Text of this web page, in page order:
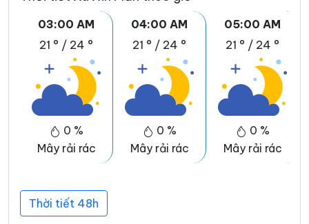
03:00 AM
21 ° / 24 °
0 %
Mây rải rác
04:00 AM
21 ° / 24 °
0 %
Mây rải rác
05:00 AM
21 ° / 24 °
0 %
Mây rải rác
Thời tiết 48h